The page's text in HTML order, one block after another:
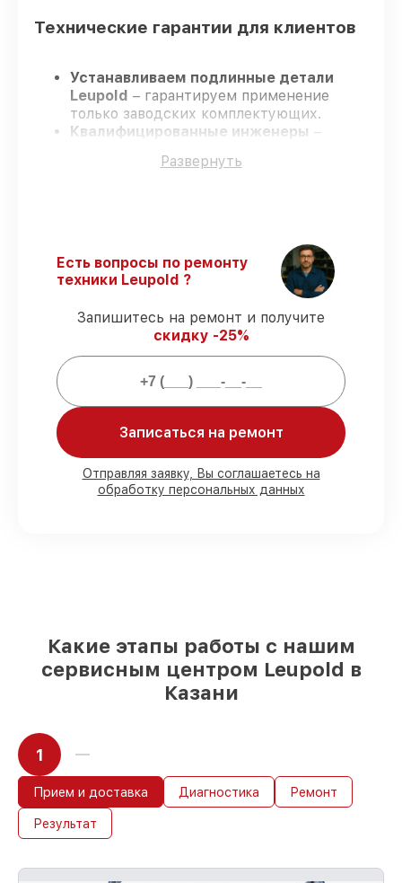
Технические гарантии для клиентов
Устанавливаем подлинные детали
Leupold – гарантируем применение
только заводских комплектующих.
Квалифицированные инженеры –
обеспечивает надёжную работу
договоренности.
Поддержка после ремонта – все
официальной гарантией Leupold.
Мы гарантируем:
80%
работ закрываем в присутствии
клиента
складе в Казани, остальные поступают
оперативно
Развернуть
Есть вопросы по ремонту
техники Leupold ?
Запишитесь на ремонт и получите
скидку -25%
Записаться на ремонт
Отправляя заявку, Вы соглашаетесь на
обработку персональных данных
Какие этапы работы с нашим
сервисным центром Leupold в
Казани
1
Прием и доставка Диагностика Ремонт
Результат